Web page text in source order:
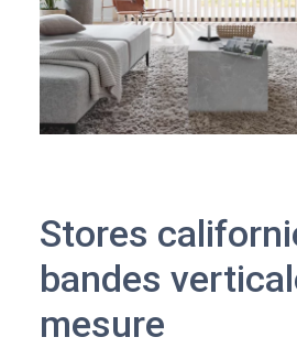
Stores
bandes
mesure